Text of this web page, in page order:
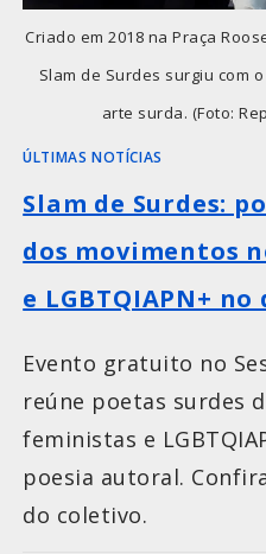
Criado em 2018 na Praça
Slam de Surdes surgiu com
arte surda. (Foto:
ÚLTIMAS NOTÍCIAS
Slam de Surdes:
dos movimentos
e LGBTQIAPN+
Evento gratuito no
reúne poetas surdes
feministas e
poesia autoral.
do coletivo.